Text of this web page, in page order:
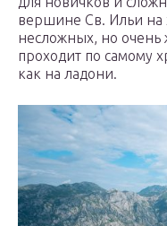
вершине Св. Ильи
несложных, но
проходит по самому
как на ладони.